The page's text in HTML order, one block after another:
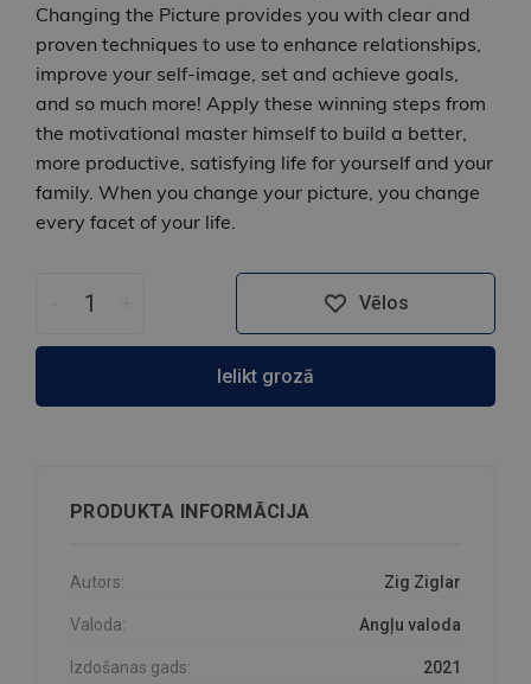
Changing the Picture provides you with clear and
proven techniques to use to enhance relationships,
improve your self-image, set and achieve goals,
and so much more! Apply these winning steps from
the motivational master himself to build a better,
more productive, satisfying life for yourself and your
family. When you change your picture, you change
every facet of your life.
Vēlos
Ielikt grozā
PRODUKTA INFORMĀCIJA
Autors: Zig Ziglar
Valoda: Angļu valoda
Izdošanas gads: 2021